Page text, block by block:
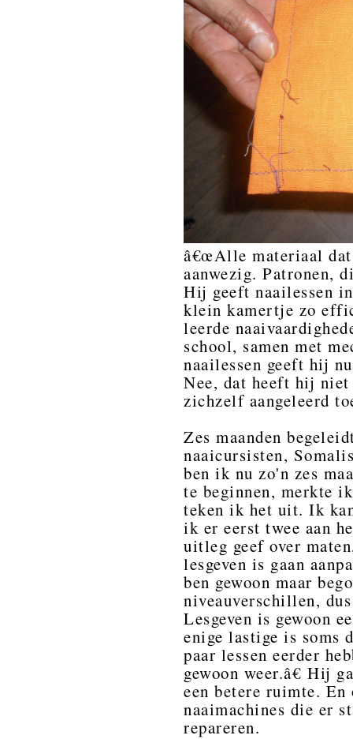
â€œAlle materiaal
aanwezig. Patronen,
Hij geeft naailessen
klein kamertje zo
leerde
school, samen met
naailessen geeft hij
Nee, dat heeft hij
zichzelf aangeleerd
Zes maanden
naaicursisten,
ben ik nu zo'n zes
te beginnen, merkte
teken ik het uit. Ik
ik er eerst twee aan
uitleg geef over
lesgeven is gaan
ben gewoon maar
niveauverschillen,
Lesgeven is gewoon
enige lastige is soms
paar lessen eerder
gewoon weer.â€ Hij
een betere ruimte.
naaimachines die er
repareren.